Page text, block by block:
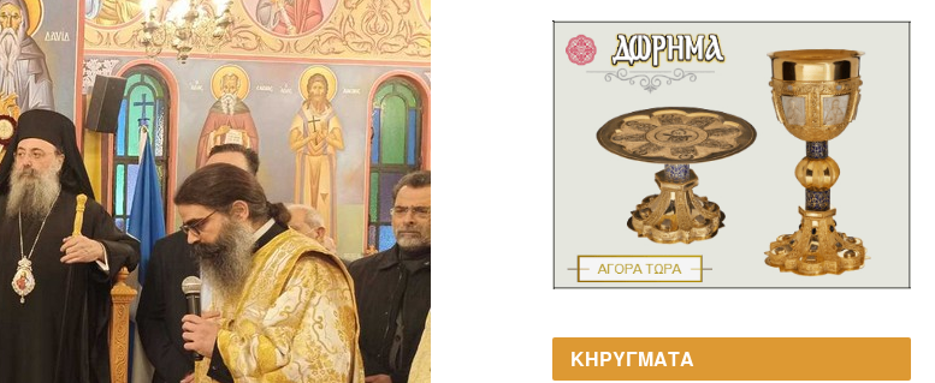
ΚΗΡΥΓΜΑΤΑ